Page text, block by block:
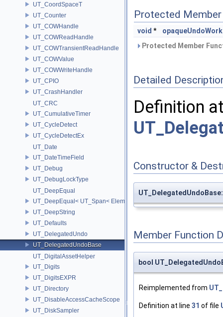
UT_CoordSpaceT
UT_Counter
UT_COWHandle
UT_COWReadHandle
UT_COWTransientReadHandle
UT_COWValue
UT_COWWriteHandle
UT_CPIO
UT_CrashHandler
UT_CRC
UT_CumulativeTimer
UT_CycleDetect
UT_CycleDetectEx
UT_Date
UT_DateTimeField
UT_Debug
UT_DebugLockType
UT_DeepEqual
UT_DeepEqual< UT_Span< ElementType, ExtentL >, UT_Span<
UT_DeepString
UT_Defaults
UT_DelegatedUndo
UT_DelegatedUndoBase
UT_DigitalAssetHelper
UT_Digits
UT_DigitsEXPR
UT_Directory
UT_DisableAccessCacheScope
UT_DiskSampler
Protected
void *
Protected Member
Detailed
Definition
Constructor &
Member Function
bool
Reimplemented from
Definition at line 31 of file